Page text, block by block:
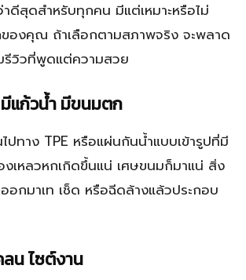
ดีสุดสำหรับทุกคน มีแต่เหมาะหรือไม่
ของคุณ ถ้าเลือกตามสภาพจริง จะพลาด
รีวิวที่พูดแต่ความสวย
แก้วน้ำ มีขนมตก
ปทาง TPE หรือแผ่นกันน้ำแบบเข้ารูปที่มี
งเหลวหกเกิดขึ้นแน่ เศษขนมก็มาแน่ สิ่ง
กมาเท เช็ด หรือฉีดล้างแล้วประกอบ
น ไซต์งาน